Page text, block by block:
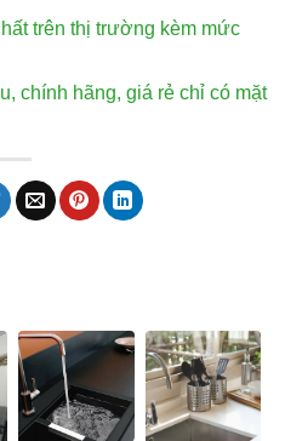
trên thị trường kèm mức
chính hãng, giá rẻ chỉ có mặt